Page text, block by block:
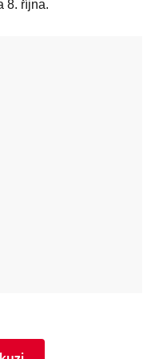
8. října.